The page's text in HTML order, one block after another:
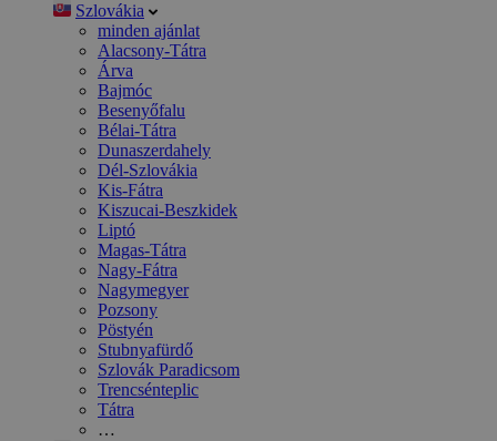
Szlovákia
minden ajánlat
Alacsony-Tátra
Árva
Bajmóc
Besenyőfalu
Bélai-Tátra
Dunaszerdahely
Dél-Szlovákia
Kis-Fátra
Kiszucai-Beszkidek
Liptó
Magas-Tátra
Nagy-Fátra
Nagymegyer
Pozsony
Pöstyén
Stubnyafürdő
Szlovák Paradicsom
Trencsénteplic
Tátra
…